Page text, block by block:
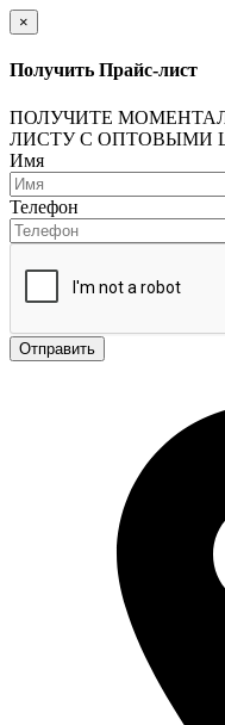
×
Получить Прайс-лист
ПОЛУЧИТЕ
ЛИСТУ С ОПТОВЫМИ
Имя
Телефон
Отправить